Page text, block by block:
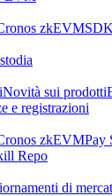
zkEVM
Novità sui prodotti
e registrazioni
zkEVMPay
Repo
di